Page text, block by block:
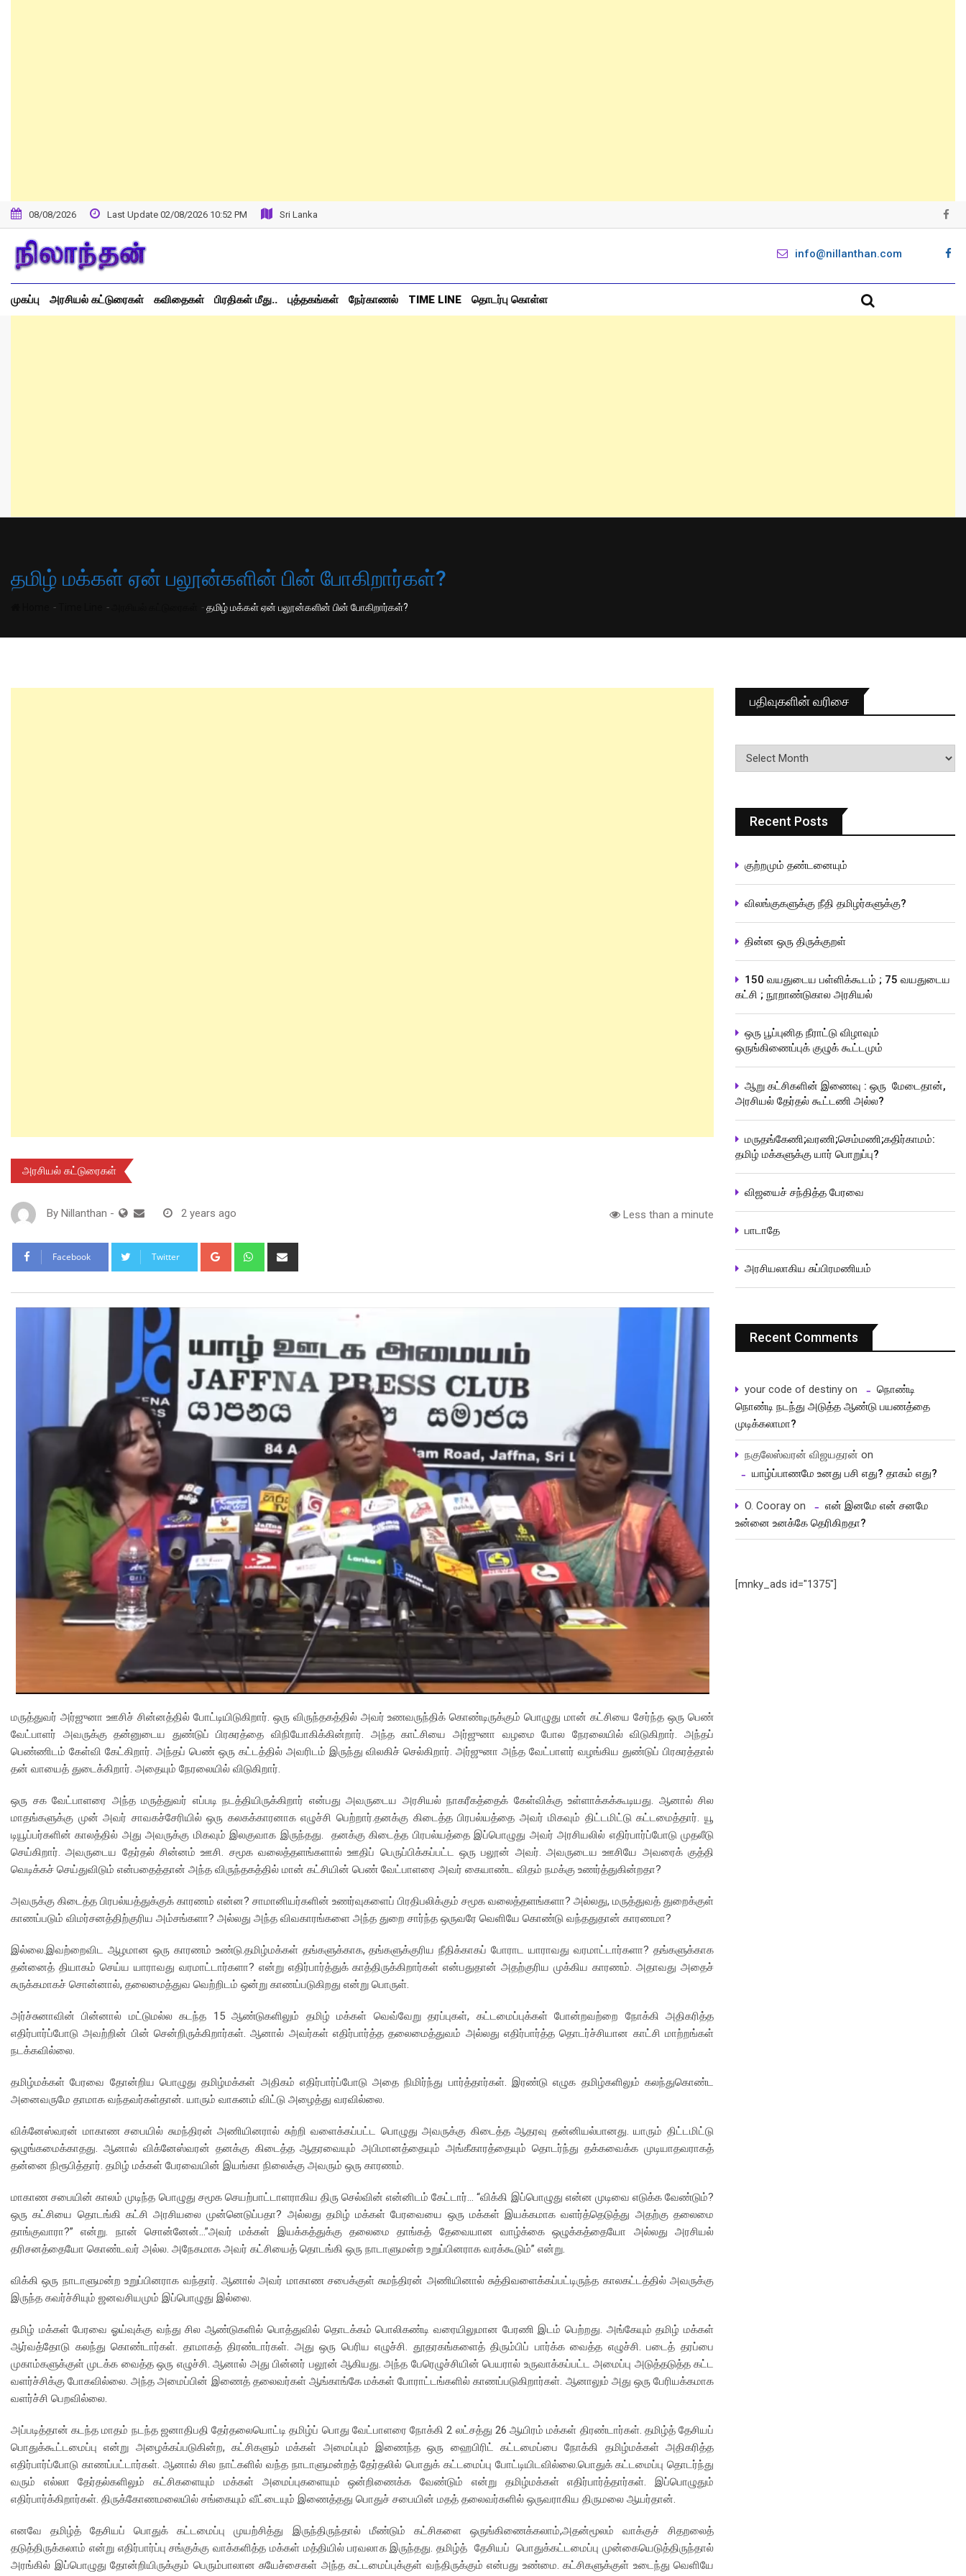
08/08/2026 Last Update 02/08/2026 10:52 PM Sri Lanka
info@nillanthan.com
முகப்பு அரசியல் கட்டுரைகள் கவிதைகள் பிரதிகள் மீது.. புத்தகங்கள் நேர்காணல் TIME LINE தொடர்பு கொள்ள
தமிழ் மக்கள் ஏன் பலூன்களின் பின் போகிறார்கள்?
- - -தமிழ் மக்கள் ஏன் பலூன்களின் பின் போகிறார்கள்?
அரசியல் கட்டுரைகள்
By Nillanthan - 2 years ago Less than a minute
Facebook Twitter Google+ Whatsapp
மருத்துவர் அர்ஜுனா ஊசிச் சின்னத்தில் போட்டியிடுகிறார். ஒரு விருந்தகத்தில் அவர் உணவருந்திக் கொண்டிருக்கும் பொழுது மான் கட்சியை சேர்ந்த ஒரு பெண்
வேட்பாளர் அவருக்கு தன்னுடைய துண்டுப் பிரசுரத்தை விநியோகிக்கின்றார். அந்த காட்சியை அர்ஜுனா வழமை போல நேரலையில் விடுகிறார். அந்தப்
பெண்ணிடம் கேள்வி கேட்கிறார். அந்தப் பெண் ஒரு கட்டத்தில் அவரிடம் இருந்து விலகிச் செல்கிறார். அர்ஜுனா அந்த வேட்பாளர் வழங்கிய துண்டுப் பிரசுரத்தால்
தன் வாயைத் துடைக்கிறார். அதையும் நேரலையில் விடுகிறார்.
ஒரு சக வேட்பாளரை அந்த மருத்துவர் எப்படி நடத்தியிருக்கிறார் என்பது அவருடைய அரசியல் நாகரீகத்தைக் கேள்விக்கு உள்ளாக்கக்கூடியது. ஆனால் சில
மாதங்களுக்கு முன் அவர் சாவகச்சேரியில் ஒரு கலகக்காரனாக எழுச்சி பெற்றார்.தனக்கு கிடைத்த பிரபல்யத்தை அவர் மிகவும் திட்டமிட்டு கட்டமைத்தார். யூ
டியூப்பர்களின் காலத்தில் அது அவருக்கு மிகவும் இலகுவாக இருந்தது. தனக்கு கிடைத்த பிரபல்யத்தை இப்பொழுது அவர் அரசியலில் எதிர்பார்ப்போடு முதலீடு
செய்கிறார். அவருடைய தேர்தல் சின்னம் ஊசி. சமூக வலைத்தளங்களால் ஊதிப் பெருப்பிக்கப்பட்ட ஒரு பலூன் அவர். அவருடைய ஊசியே அவரைக் குத்தி
வெடிக்கச் செய்துவிடும் என்பதைத்தான் அந்த விருந்தகத்தில் மான் கட்சியின் பெண் வேட்பாளரை அவர் கையாண்ட விதம் நமக்கு உணர்த்துகின்றதா?
அவருக்கு கிடைத்த பிரபல்யத்துக்குக் காரணம் என்ன? சாமானியர்களின் உணர்வுகளைப் பிரதிபலிக்கும் சமூக வலைத்தளங்களா? அல்லது, மருத்துவத் துறைக்குள்
காணப்படும் விமர்சனத்திற்குரிய அம்சங்களா? அல்லது அந்த விவகாரங்களை அந்த துறை சார்ந்த ஒருவரே வெளியே கொண்டு வந்ததுதான் காரணமா?
இல்லை.இவற்றைவிட ஆழமான ஒரு காரணம் உண்டு.தமிழ்மக்கள் தங்களுக்காக, தங்களுக்குரிய நீதிக்காகப் போராட யாராவது வரமாட்டார்களா? தங்களுக்காக
தன்னைத் தியாகம் செய்ய யாராவது வரமாட்டார்களா? என்று எதிர்பார்த்துக் காத்திருக்கிறார்கள் என்பதுதான் அதற்குரிய முக்கிய காரணம். அதாவது அதைச்
சுருக்கமாகச் சொன்னால், தலைமைத்துவ வெற்றிடம் ஒன்று காணப்படுகிறது என்று பொருள்.
அர்ச்சுனாவின் பின்னால் மட்டுமல்ல கடந்த 15 ஆண்டுகளிலும் தமிழ் மக்கள் வெவ்வேறு தரப்புகள், கட்டமைப்புக்கள் போன்றவற்றை நோக்கி அதிகரித்த
எதிர்பார்ப்போடு அவற்றின் பின் சென்றிருக்கிறார்கள். ஆனால் அவர்கள் எதிர்பார்த்த தலைமைத்துவம் அல்லது எதிர்பார்த்த தொடர்ச்சியான காட்சி மாற்றங்கள்
நடக்கவில்லை.
தமிழ்மக்கள் பேரவை தோன்றிய பொழுது தமிழ்மக்கள் அதிகம் எதிர்பார்ப்போடு அதை நிமிர்ந்து பார்த்தார்கள். இரண்டு எழுக தமிழ்களிலும் கலந்துகொண்ட
அனைவருமே தாமாக வந்தவர்கள்தான். யாரும் வாகனம் விட்டு அழைத்து வரவில்லை.
விக்னேஸ்வரன் மாகாண சபையில் சுமந்திரன் அணியினரால் சுற்றி வளைக்கப்பட்ட பொழுது அவருக்கு கிடைத்த ஆதரவு தன்னியல்பானது. யாரும் திட்டமிட்டு
ஒழுங்கமைக்காதது. ஆனால் விக்னேஸ்வரன் தனக்கு கிடைத்த ஆதரவையும் அபிமானத்தையும் அங்கீகாரத்தையும் தொடர்ந்து தக்கவைக்க முடியாதவராகத்
தன்னை நிரூபித்தார். தமிழ் மக்கள் பேரவையின் இயங்கா நிலைக்கு அவரும் ஒரு காரணம்.
மாகாண சபையின் காலம் முடிந்த பொழுது சமூக செயற்பாட்டாளராகிய திரு செல்வின் என்னிடம் கேட்டார்… “விக்கி இப்பொழுது என்ன முடிவை எடுக்க வேண்டும்?
ஒரு கட்சியை தொடங்கி கட்சி அரசியலை முன்னெடுப்பதா? அல்லது தமிழ் மக்கள் பேரவையை ஒரு மக்கள் இயக்கமாக வளர்த்தெடுத்து அதற்கு தலைமை
தாங்குவாரா?” என்று. நான் சொன்னேன்…”அவர் மக்கள் இயக்கத்துக்கு தலைமை தாங்கத் தேவையான வாழ்க்கை ஒழுக்கத்தையோ அல்லது அரசியல்
தரிசனத்தையோ கொண்டவர் அல்ல. அநேகமாக அவர் கட்சியைத் தொடங்கி ஒரு நாடாளுமன்ற உறுப்பினராக வரக்கூடும்” என்று.
விக்கி ஒரு நாடாளுமன்ற உறுப்பினராக வந்தார். ஆனால் அவர் மாகாண சபைக்குள் சுமந்திரன் அணியினால் சுத்திவளைக்கப்பட்டிருந்த காலகட்டத்தில் அவருக்கு
இருந்த கவர்ச்சியும் ஜனவசியமும் இப்பொழுது இல்லை.
தமிழ் மக்கள் பேரவை ஓய்வுக்கு வந்து சில ஆண்டுகளில் பொத்துவில் தொடக்கம் பொலிகண்டி வரையிலுமான பேரணி இடம் பெற்றது. அங்கேயும் தமிழ் மக்கள்
ஆர்வத்தோடு கலந்து கொண்டார்கள். தாமாகத் திரண்டார்கள். அது ஒரு பெரிய எழுச்சி. தூதரகங்களைத் திரும்பிப் பார்க்க வைத்த எழுச்சி. படைத் தரப்பை
முகாம்களுக்குள் முடக்க வைத்த ஒரு எழுச்சி. ஆனால் அது பின்னர் பலூன் ஆகியது. அந்த பேரெழுச்சியின் பெயரால் உருவாக்கப்பட்ட அமைப்பு அடுத்தடுத்த கட்ட
வளர்ச்சிக்கு போகவில்லை. அந்த அமைப்பின் இணைத் தலைவர்கள் ஆங்காங்கே மக்கள் போராட்டங்களில் காணப்படுகிறார்கள். ஆனாலும் அது ஒரு பேரியக்கமாக
வளர்ச்சி பெறவில்லை.
அப்படித்தான் கடந்த மாதம் நடந்த ஜனாதிபதி தேர்தலையொட்டி தமிழ்ப் பொது வேட்பாளரை நோக்கி 2 லட்சத்து 26 ஆயிரம் மக்கள் திரண்டார்கள். தமிழ்த் தேசியப்
பொதுக்கூட்டமைப்பு என்று அழைக்கப்படுகின்ற, கட்சிகளும் மக்கள் அமைப்பும் இணைந்த ஒரு ஹைபிரிட் கட்டமைப்பை நோக்கி தமிழ்மக்கள் அதிகரித்த
எதிர்பார்ப்போடு காணப்பட்டார்கள். ஆனால் சில நாட்களில் வந்த நாடாளுமன்றத் தேர்தலில் பொதுக் கட்டமைப்பு போட்டியிடவில்லை.பொதுக் கட்டமைப்பு தொடர்ந்து
வரும் எல்லா தேர்தல்களிலும் கட்சிகளையும் மக்கள் அமைப்புகளையும் ஒன்றிணைக்க வேண்டும் என்று தமிழ்மக்கள் எதிர்பார்த்தார்கள். இப்பொழுதும்
எதிர்பார்க்கிறார்கள். திருக்கோணமலையில் சங்கையும் வீட்டையும் இணைத்தது பொதுச் சபையின் மதத் தலைவர்களில் ஒருவராகிய திருமலை ஆயர்தான்.
எனவே தமிழ்த் தேசியப் பொதுக் கட்டமைப்பு முயற்சித்து இருந்திருந்தால் மீண்டும் கட்சிகளை ஒருங்கிணைக்கலாம்,அதன்மூலம் வாக்குச் சிதறலைத்
தடுத்திருக்கலாம் என்று எதிர்பார்ப்பு சங்குக்கு வாக்களித்த மக்கள் மத்தியில் பரவலாக இருந்தது. தமிழ்த் தேசியப் பொதுக்கட்டமைப்பு முன்கையெடுத்திருந்தால்
அரங்கில் இப்பொழுது தோன்றியிருக்கும் பெரும்பாலான சுயேச்சைகள் அந்த கட்டமைப்புக்குள் வந்திருக்கும் என்பது உண்மை. கட்சிகளுக்குள் உடைந்து வெளியே
பதிவுகளின் வரிசை
பதிவுகளின்
வரிசை
Recent Posts
குற்றமும் தண்டனையும்
விலங்குகளுக்கு நீதி தமிழர்களுக்கு?
தின்ன ஒரு திருக்குறள்
150 வயதுடைய பள்ளிக்கூடம் ; 75 வயதுடைய
கட்சி ; நூறாண்டுகால அரசியல்
ஒரு பூப்புனித நீராட்டு விழாவும்
ஒருங்கிணைப்புக் குழுக் கூட்டமும்
ஆறு கட்சிகளின் இணைவு : ஒரு மேடைதான்,
அரசியல் தேர்தல் கூட்டணி அல்ல?
மருதங்கேணி;வரணி;செம்மணி;கதிர்காமம்:
தமிழ் மக்களுக்கு யார் பொறுப்பு?
விஜயைச் சந்தித்த பேரவை
பாடாதே
அரசியலாகிய சுப்பிரமணியம்
Recent Comments
your code of destiny on
நொண்டி
நொண்டி நடந்து அடுத்த ஆண்டு பயணத்தை
முடிக்கலாமா?
நகுலேஸ்வரன் விஜயதரன் on
யாழ்ப்பாணமே உனது பசி எது? தாகம் எது?
O. Cooray on
என் இனமே என் சனமே
உன்னை உனக்கே தெரிகிறதா?
[mnky_ads id="1375"]